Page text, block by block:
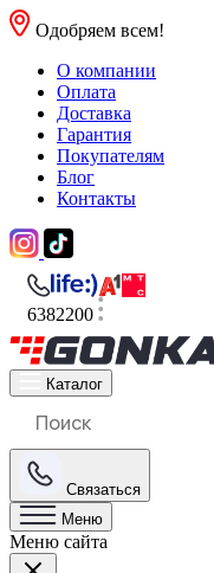
Одобряем всем!
О компании
Оплата
Доставка
Гарантия
Покупателям
Блог
Контакты
6382200
Каталог
Связаться
Меню
Меню сайта